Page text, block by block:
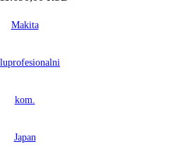
Makita
kom.
Japan